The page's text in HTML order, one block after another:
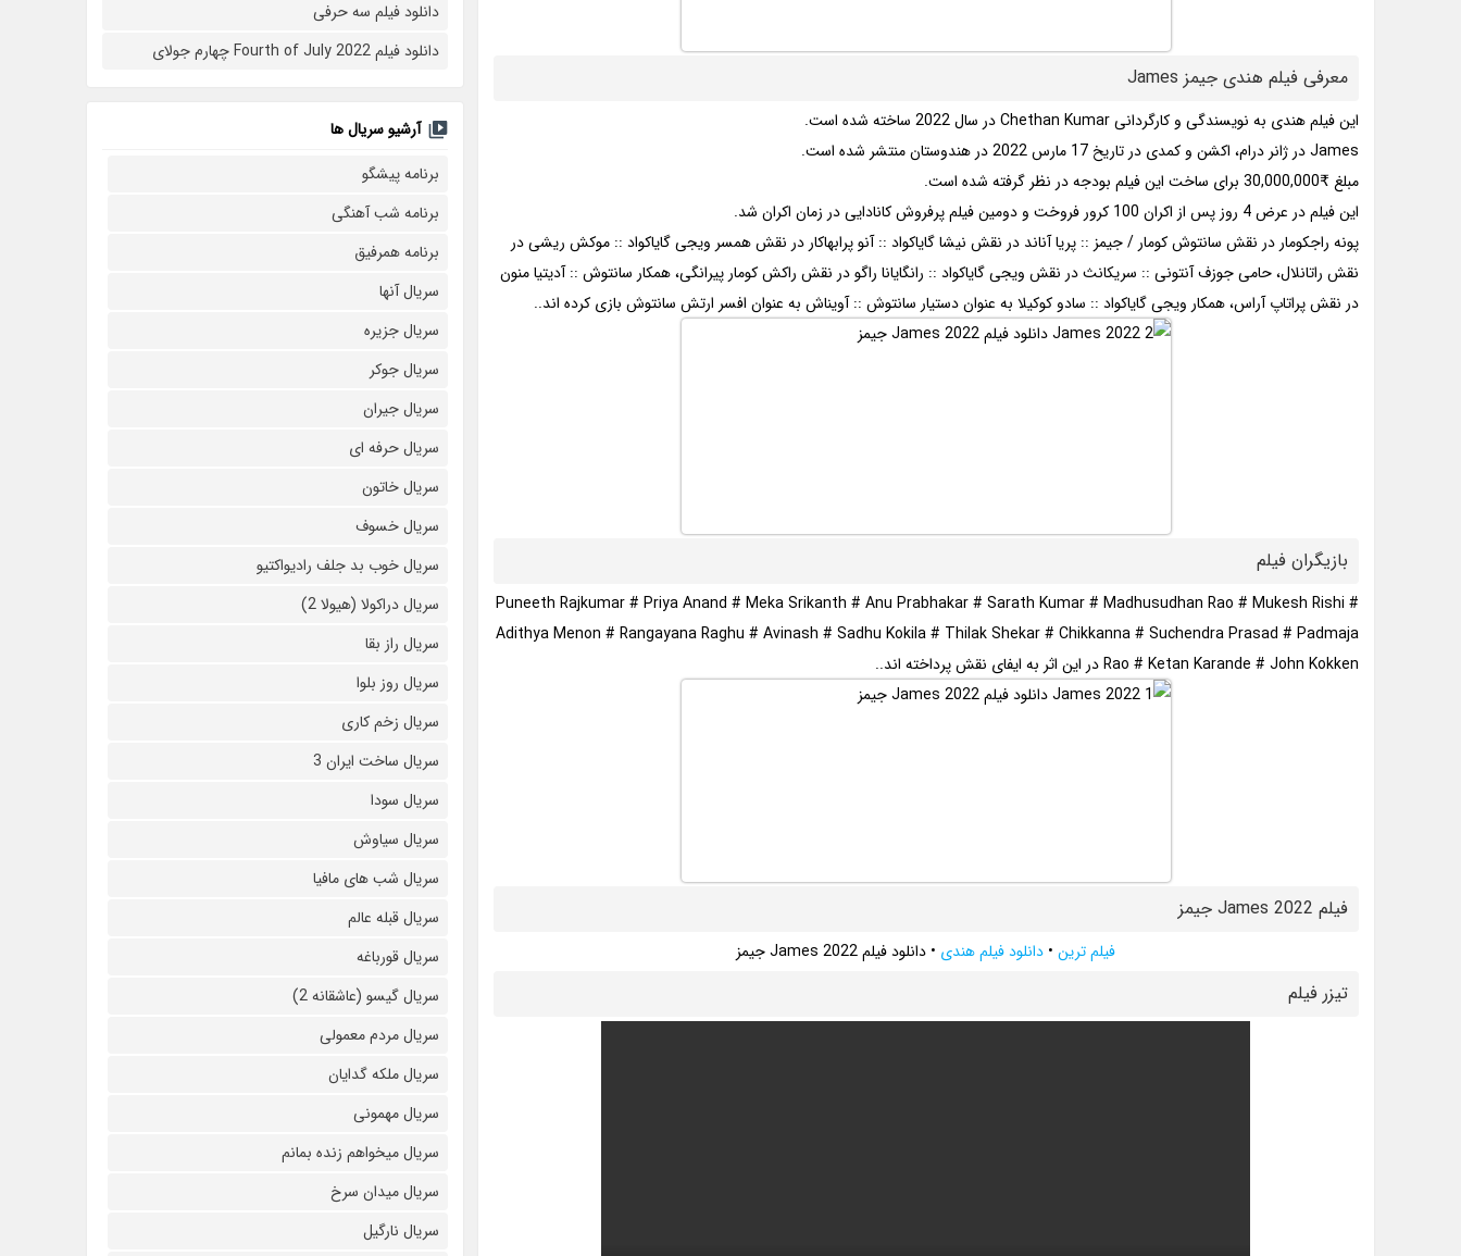
معرفی فیلم هندی جیمز James
این فیلم هندی به نویسندگی و کارگردانی Chethan Kumar در سال 2022 ساخته شده است.
James در ژانر درام، اکشن و کمدی در تاریخ 17 مارس 2022 در هندوستان منتشر شده است.
مبلغ ₹30,000,000 برای ساخت این فیلم بودجه در نظر گرفته شده است.
این فیلم در عرض 4 روز پس از اکران 100 کرور فروخت و دومین فیلم پرفروش کانادایی در زمان اکران شد.
پونه راجکومار در نقش سانتوش کومار / جیمز :: پریا آناند در نقش نیشا گایاکواد :: آنو پرابهاکار در نقش همسر ویجی گایاکواد :: موکش ریشی در
نقش راتانلال، حامی جوزف آنتونی :: سریکانث در نقش ویجی گایاکواد :: رانگایانا راگو در نقش راکش کومار پیرانگی، همکار سانتوش :: آدیتیا منون
در نقش پراتاپ آراس، همکار ویجی گایاکواد :: سادو کوکیلا به عنوان دستیار سانتوش :: آویناش به عنوان افسر ارتش سانتوش بازی کرده اند..
بازیگران فیلم
Puneeth Rajkumar # Priya Anand # Meka Srikanth # Anu Prabhakar # Sarath Kumar # Madhusudhan Rao # Mukesh Rishi #
Adithya Menon # Rangayana Raghu # Avinash # Sadhu Kokila # Thilak Shekar # Chikkanna # Suchendra Prasad # Padmaja
Rao # Ketan Karande # John Kokken در این اثر به ایفای نقش پرداخته اند..
فیلم James 2022 جیمز
فیلم ترین• دانلود فیلم هندی • دانلود فیلم James 2022 جیمز
تيزر فيلم
دانلود فیلم سه حرفی
دانلود فیلم Fourth of July 2022 چهارم جولای
آرشیو سریال ها
برنامه پیشگو
برنامه شب آهنگی
برنامه همرفیق
سریال آنها
سریال جزیره
سریال جوکر
سریال جیران
سریال حرفه ای
سریال خاتون
سریال خسوف
سریال خوب بد جلف رادیواکتیو
سریال دراکولا (هیولا 2)
سریال راز بقا
سریال روز بلوا
سریال زخم کاری
سریال ساخت ایران 3
سریال سودا
سریال سیاوش
سریال شب های مافیا
سریال قبله عالم
سریال قورباغه
سریال گیسو (عاشقانه 2)
سریال مردم معمولی
سریال ملکه گدایان
سریال مهمونی
سریال میخواهم زنده بمانم
سریال میدان سرخ
سریال نارگیل